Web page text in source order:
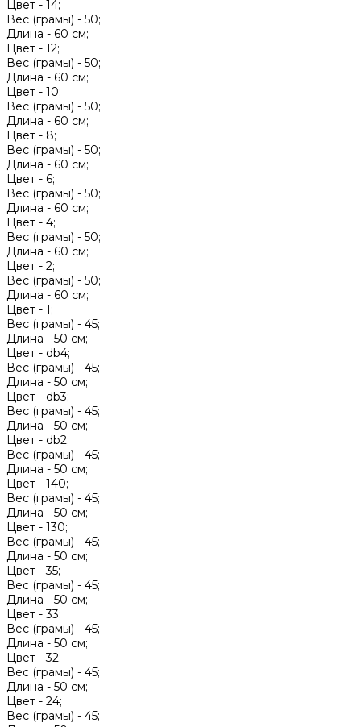
Цвет - 14;
Вес (грамы) - 50;
Длина - 60 см;
Цвет - 12;
Вес (грамы) - 50;
Длина - 60 см;
Цвет - 10;
Вес (грамы) - 50;
Длина - 60 см;
Цвет - 8;
Вес (грамы) - 50;
Длина - 60 см;
Цвет - 6;
Вес (грамы) - 50;
Длина - 60 см;
Цвет - 4;
Вес (грамы) - 50;
Длина - 60 см;
Цвет - 2;
Вес (грамы) - 50;
Длина - 60 см;
Цвет - 1;
Вес (грамы) - 45;
Длина - 50 см;
Цвет - db4;
Вес (грамы) - 45;
Длина - 50 см;
Цвет - db3;
Вес (грамы) - 45;
Длина - 50 см;
Цвет - db2;
Вес (грамы) - 45;
Длина - 50 см;
Цвет - 140;
Вес (грамы) - 45;
Длина - 50 см;
Цвет - 130;
Вес (грамы) - 45;
Длина - 50 см;
Цвет -35;
Вес (грамы) - 45;
Длина - 50 см;
Цвет -33;
Вес (грамы) - 45;
Длина - 50 см;
Цвет -32;
Вес (грамы) - 45;
Длина - 50 см;
Цвет - 24;
Вес (грамы) - 45;